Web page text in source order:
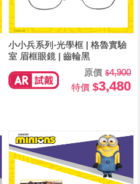
小小兵系列-光學框 | 格魯實驗
室 眉框眼鏡 | 齒輪黑
原價
4,900
特價
3,480